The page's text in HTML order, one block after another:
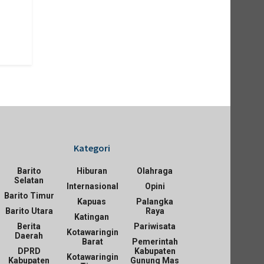
Kategori
Barito
Selatan
Barito Timur
Barito Utara
Berita
Daerah
DPRD
Kabupaten
Hiburan
Internasional
Kapuas
Katingan
Kotawaringin
Barat
Kotawaringin
Olahraga
Opini
Palangka
Raya
Pariwisata
Pemerintah
Kabupaten
Gunung Mas